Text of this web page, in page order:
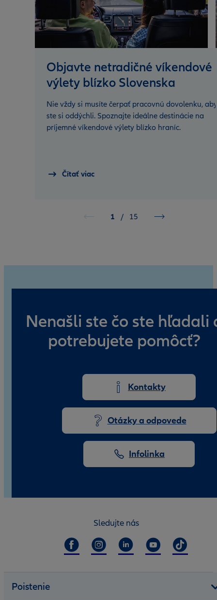
Objavte netradičné víkendové
výlety blízko Slovenska
Nie vždy si musíte čerpať pracovnú dovolenku, aby
ste si oddýchli. Spoznajte ideálne destinácie na
príjemné víkendové výlety blízko hraníc.
Čítať viac
1 / 15
Nenašli ste čo ste hľadali
potrebujete pomôcť?
Kontakty
Otázky a odpovede
Infolinka
Sledujte nás
Poistenie